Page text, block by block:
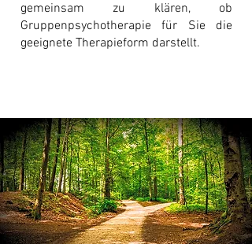
gemeinsam zu klären, ob
Gruppenpsychotherapie für Sie die
geeignete Therapieform darstellt.